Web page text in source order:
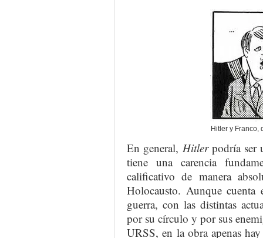
Hitler y Franco,
En general, Hitlerpodría ser
tiene una carencia
calificativo de manera
Holocausto. Aunque
guerra, con las distintas
por su círculo y por sus
URSS, en la obra apenas